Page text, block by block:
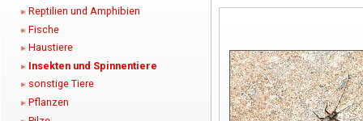
Reptilien und Amphibien
Fische
Haustiere
Insekten und Spinnentiere
sonstige Tiere
Pflanzen